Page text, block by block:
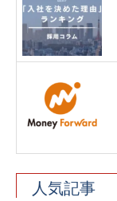
人気記事